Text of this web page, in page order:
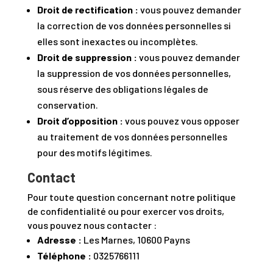
Droit de rectification : vous pouvez demander
la correction de vos données personnelles si
elles sont inexactes ou incomplètes.
Droit de suppression : vous pouvez demander
la suppression de vos données personnelles,
sous réserve des obligations légales de
conservation.
Droit d’opposition : vous pouvez vous opposer
au traitement de vos données personnelles
pour des motifs légitimes.
Contact
Pour toute question concernant notre politique
de confidentialité ou pour exercer vos droits,
vous pouvez nous contacter :
Adresse : Les Marnes, 10600 Payns
Téléphone : 0325766111